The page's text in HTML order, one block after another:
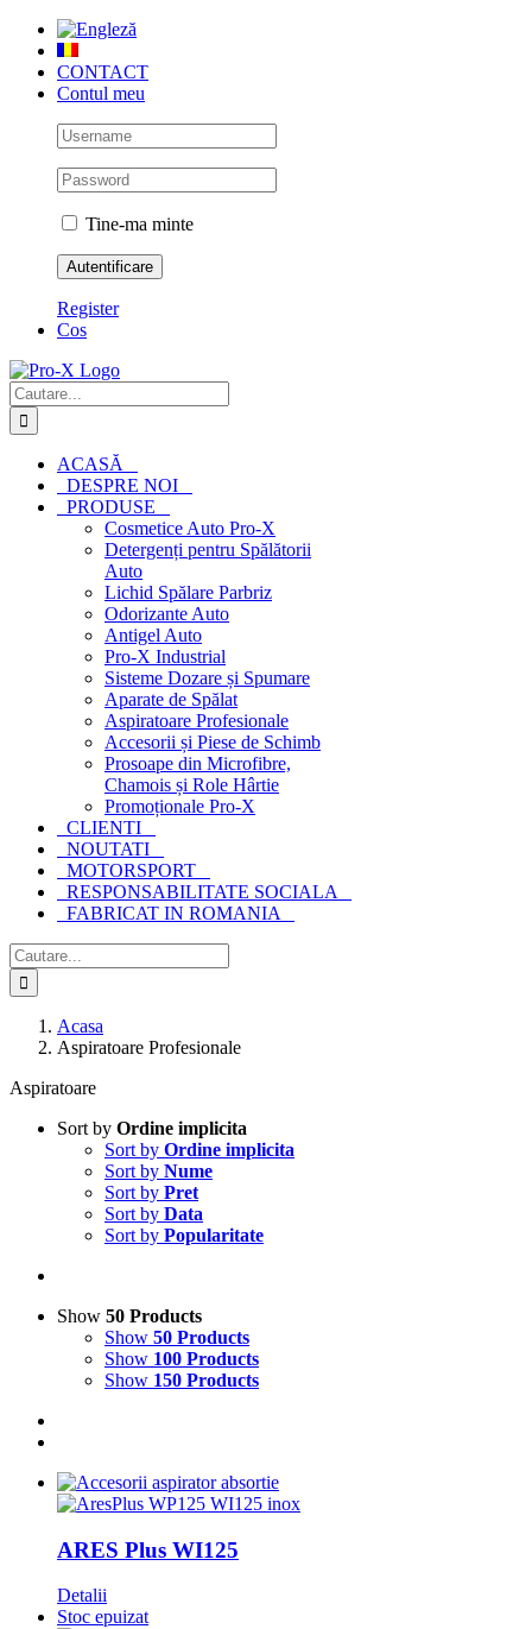
Skip
contentCONTACT
Contul meu
Tine-ma minte
Register
Cos
Cautare...
ACASĂ
DESPRE NOI
PRODUSE
Cosmetice Auto Pro-X
Detergenți pentru Spălătorii
Auto
Lichid Spălare Parbriz
Odorizante Auto
Antigel Auto
Pro-X Industrial
Sisteme Dozare și Spumare
Aparate de Spălat
Aspiratoare Profesionale
Accesorii și Piese de Schimb
Prosoape din Microfibre,
Chamois și Role Hârtie
Promoționale Pro-X
CLIENTI
NOUTATI
MOTORSPORT
RESPONSABILITATE SOCIALA
FABRICAT IN ROMANIA
Cautare...
Acasa
Aspiratoare Profesionale
Aspiratoare
Sort by Ordine implicita
Sort by Ordine implicita
Sort by Nume
Sort by Pret
Sort by Data
Sort by Popularitate
Show 50 Products
Show 50 Products
Show 100 Products
Show 150 Products
ARES Plus WI125
Detalii
Stoc epuizat